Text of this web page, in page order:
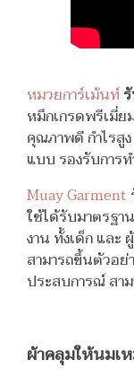
หมวยการ์เม้นท์
หมึกเกรดพรีเมี่ย
คุณภาพดี กำไรสู
แบบ รองรับการ
Muay Garment
ใช้ได้รับมาตรฐา
งาน ทั้งเด็ก แล
สามารถขึ้นตัวอย่
ประสบการณ์ สา
ผ้าคลุมให้นมเ